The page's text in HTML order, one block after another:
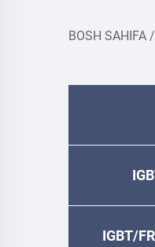
BOSH SAHIFA /
IGBT/